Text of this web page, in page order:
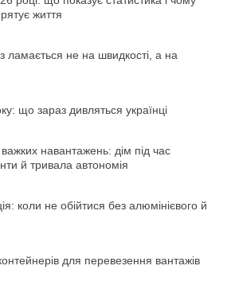
життя
ламається не на швидкості, а на
що зараз дивляться українці
навантажень: дім під час
й тривала автономія
коли не обійтися без алюмінієвого й
для перевезення вантажів